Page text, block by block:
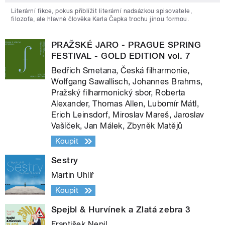
Literární fikce, pokus přiblížit literární nadsázkou spisovatele,
filozofa, ale hlavně člověka Karla Čapka trochu jinou formou.
PRAŽSKÉ JARO - PRAGUE SPRING
FESTIVAL - GOLD EDITION vol. 7
Bedřich Smetana, Česká filharmonie,
Wolfgang Sawallisch, Johannes Brahms,
Pražský filharmonický sbor, Roberta
Alexander, Thomas Allen, Lubomír Mátl,
Erich Leinsdorf, Miroslav Mareš, Jaroslav
Vašíček, Jan Málek, Zbyněk Matějů
Koupit
Sestry
Martin Uhlíř
Koupit
Spejbl & Hurvínek a Zlatá zebra 3